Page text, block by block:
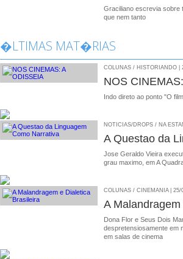
Graciliano escrevia sobre
que nem tanto
�LTIMAS MAT�RIAS
COLUNAS / HISTORIANDO |
NOS
Indo direto ao ponto "O
NOTICIAS/DROPS / NA
A Questao da
Jose Geraldo Vieira
grau maximo, em A
COLUNAS / CINEMANIA | 25/
A
Dona Flor e Seus Dois
despretensiosamente em
em salas de cinema